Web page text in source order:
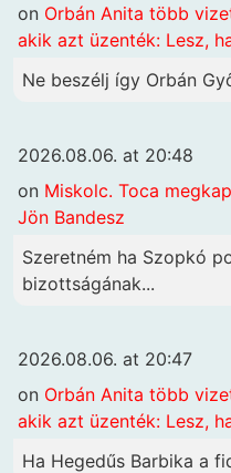
on Orbán Anita több
akik azt üzenték: Lesz,
Ne beszélj így Orbán
2026.08.06. at 20:48
on Miskolc. Toca
Jön Bandesz
Szeretném ha Szopkó
bizottságának...
2026.08.06. at 20:47
on Orbán Anita több
akik azt üzenték: Lesz,
Ha Hegedűs Barbika a